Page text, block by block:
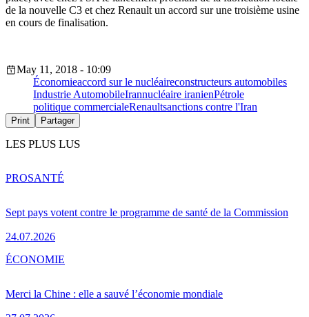
de la nouvelle C3 et chez Renault un accord sur une troisième usine
en cours de finalisation.
May 11, 2018 - 10:09
Économieaccord sur le nucléaireconstructeurs automobiles
Industrie AutomobileIrannucléaire iranienPétrole
politique commercialeRenaultsanctions contre l'Iran
Print Partager
LES PLUS LUS
Sept pays votent contre le programme de santé de la Commission
24.07.2026
PROSANTÉ
Merci la Chine : elle a sauvé l’économie mondiale
ÉCONOMIE